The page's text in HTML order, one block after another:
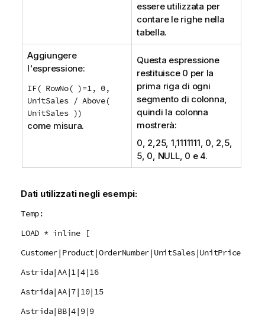
essere utilizzata per
contare le righe nella
tabella.
Aggiungere
l'espressione:
IF( RowNo( )=1, 0,
UnitSales / Above(
UnitSales ))
come misura.
Questa espressione
restituisce 0 per la
prima riga di ogni
segmento di colonna,
quindi la colonna
mostrerà:
0, 2,25, 1,1111111, 0, 2,5,
5, 0, NULL, 0 e 4.
Dati utilizzati negli esempi:
Temp:
LOAD * inline [
Customer|Product|OrderNumber|UnitSales|UnitPrice
Astrida|AA|1|4|16
Astrida|AA|7|10|15
Astrida|BB|4|9|9